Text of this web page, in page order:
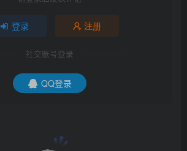
登录 注册
社交账号登录
QQ登录